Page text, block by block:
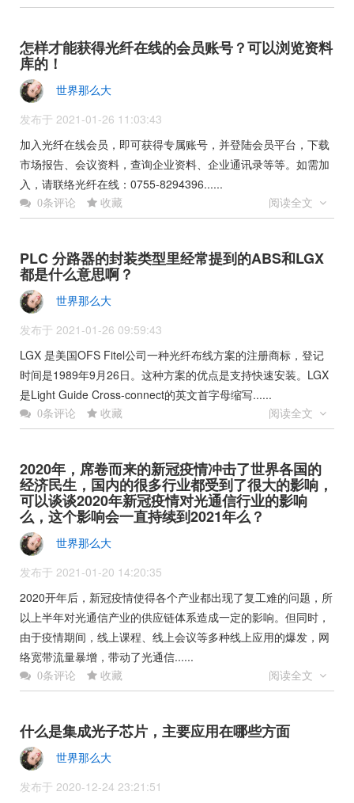
怎样才能获得光纤在线的会员账号？可以浏览资料
库的！
世界那么大
发布于 2021-01-26 11:03:43
加入光纤在线会员，即可获得专属账号，并登陆会员平台，下载
市场报告、会议资料，查询企业资料、企业通讯录等等。如需加
入，请联络光纤在线：0755-8294396......
0条评论 收藏 阅读全文
PLC 分路器的封装类型里经常提到的ABS和LGX
都是什么意思啊？
世界那么大
发布于 2021-01-26 09:59:43
LGX 是美国OFS Fitel公司一种光纤布线方案的注册商标，登记
时间是1989年9月26日。这种方案的优点是支持快速安装。LGX
是Light Guide Cross-connect的英文首字母缩写......
0条评论 收藏 阅读全文
2020年，席卷而来的新冠疫情冲击了世界各国的
经济民生，国内的很多行业都受到了很大的影响，
可以谈谈2020年新冠疫情对光通信行业的影响
么，这个影响会一直持续到2021年么？
世界那么大
发布于 2021-01-20 14:20:35
2020开年后，新冠疫情使得各个产业都出现了复工难的问题，所
以上半年对光通信产业的供应链体系造成一定的影响。但同时，
由于疫情期间，线上课程、线上会议等多种线上应用的爆发，网
络宽带流量暴增，带动了光通信......
0条评论 收藏 阅读全文
什么是集成光子芯片，主要应用在哪些方面
世界那么大
发布于 2020-12-24 23:21:51